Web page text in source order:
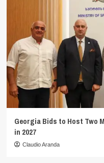
Georgia Bids to Host Two
in 2027
Claudio Aranda